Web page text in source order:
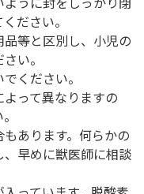
ださい。
等と区別し、小児の
い。
ください。
よって異なりますの
あります。何らかの
早めに獣医師に相談